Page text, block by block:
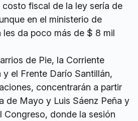
fiscal de la ley sería de
en el ministerio de
les da poco más de $ 8 mil
de Pie, la Corriente
el Frente Darío Santillán,
concentrarán a partir
de Mayo y Luis Sáenz Peña y
Congreso, donde la sesión